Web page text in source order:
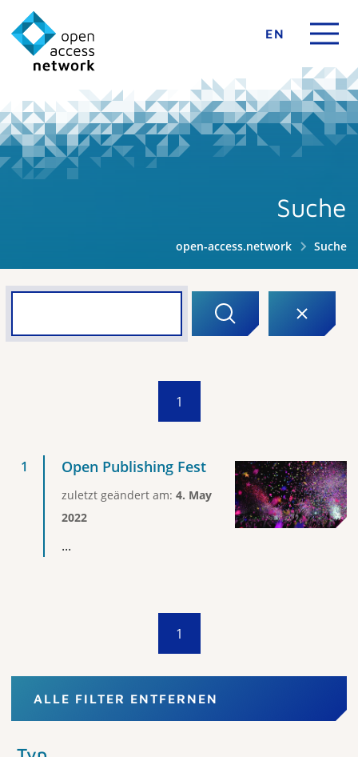
EN
Suche
open-access.network Suche
1
Open Publishing Fest
zuletzt geändert am: 4. May
2022
...
1
ALLE FILTER ENTFERNEN